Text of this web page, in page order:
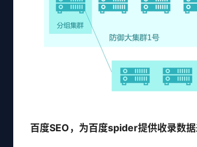
百度SEO ，为百度spider提供收录数